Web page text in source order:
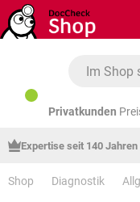
Zum Hauptinhalt
Privatkunden
Expertise seit 140 Jahren
Shop Diagnostik